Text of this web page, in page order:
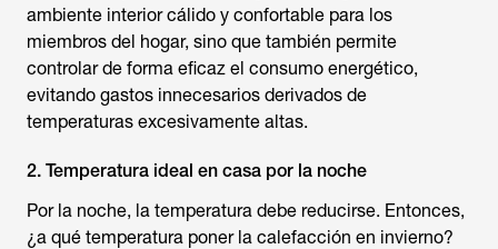
ambiente interior cálido y confortable para los
miembros del hogar, sino que también permite
controlar de forma eficaz el consumo energético,
evitando gastos innecesarios derivados de
temperaturas excesivamente altas.
2. Temperatura ideal en casa por la noche
Por la noche, la temperatura debe reducirse. Entonces,
¿a qué temperatura poner la calefacción en invierno?